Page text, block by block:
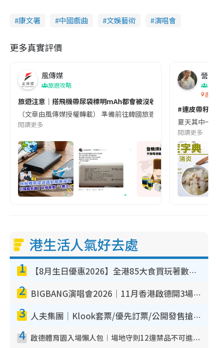
康文署 中國戲曲 文娛藝術 演唱會
更多真實評價
風傳媒
旅遊攻略
旅遊注意｜搭飛機帶尿袋標明mAh都會被沒收😱出發前切記檢查
（文章由風傳媒授權轉載） 準備前往韓國旅遊的民眾，近期要
閱讀更多
營養
香港
#連皮帶籽
夏天其中一
閱讀更多
港生活人氣好去處
1 【8月生日優惠2026】全港85大食買玩著數攻略 自助餐/火鍋放題同行免費＋誠品/DONKI送現金券
2 BIGBANG演唱會2026｜11月香港啟德開3場！實名制VIP申請、優先購票攻略
3 人夫集團｜Klook套票/優先訂票/公開發售搶飛攻略！附票價.購票連結.場地座位表
4 啟德體育園入場懶人包︱場地守則12違禁品不可進場准帶細水樽但全場禁樽蓋！應援牌有限制！